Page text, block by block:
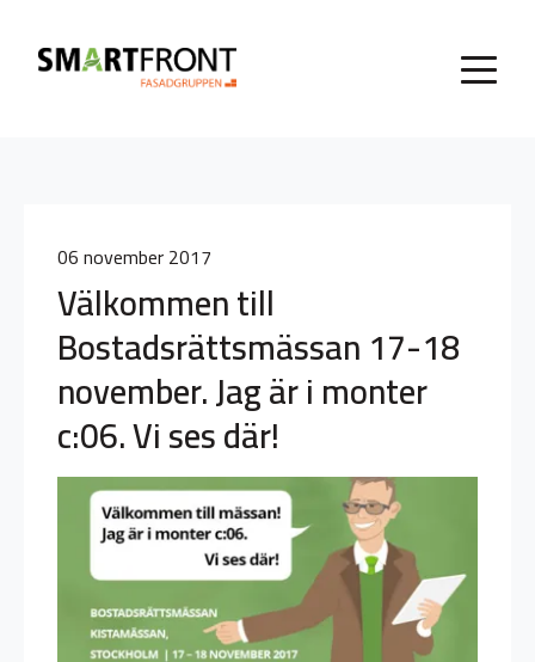
06 november 2017
Välkommen till
Bostadsrättsmässan 17-18
november. Jag är i monter
c:06. Vi ses där!